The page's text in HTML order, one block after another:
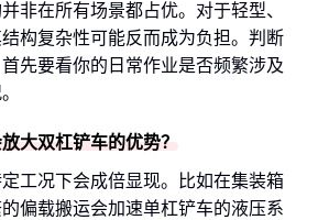
非在所有场景都占优。对于轻型、
构复杂性可能反而成为负担。判断
先要看你的日常作业是否频繁涉及
大双杠铲车的优势？
工况下会成倍显现。比如在集装箱
偏载搬运会加速单杠铲车的液压系